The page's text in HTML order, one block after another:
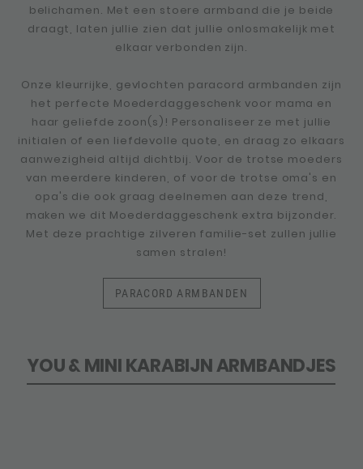
belichamen. Met een stoere armband die je beide
draagt, laten jullie zien dat jullie onlosmakelijk met
elkaar verbonden zijn.
Onze kleurrijke, gevlochten paracord armbanden zijn
het perfecte Moederdaggeschenk voor mama en
haar geliefde zoon(s)! Personaliseer ze met jullie
initialen of een liefdevolle quote, en draag zo elkaars
aanwezigheid altijd dichtbij. Voor de trotse moeders
van meerdere kinderen, of voor de trotse oma's en
opa's die ook graag deelnemen aan deze trend,
maken we dit Moederdaggeschenk extra bijzonder.
Met deze prachtige zilveren familie-set zullen jullie
samen stralen!
PARACORD ARMBANDEN
YOU & MINI KARABIJN ARMBANDJES